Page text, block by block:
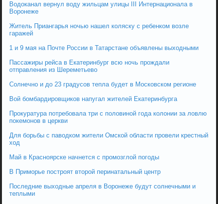
Водоканал вернул воду жильцам улицы III Интернационала в
Воронеже
Житель Приангарья ночью нашел коляску с ребенком возле
гаражей
1 и 9 мая на Почте России в Татарстане объявлены выходными
Пассажиры рейса в Екатеринбург всю ночь прождали
отправления из Шереметьево
Солнечно и до 23 градусов тепла будет в Московском регионе
Вой бомбардировщиков напугал жителей Екатеринбурга
Прокуратура потребовала три с половиной года колонии за ловлю
покемонов в церкви
Для борьбы с паводком жители Омской области провели крестный
ход
Май в Красноярске начнется с промозглой погоды
В Приморье построят второй перинатальный центр
Последние выходные апреля в Воронеже будут солнечными и
теплыми